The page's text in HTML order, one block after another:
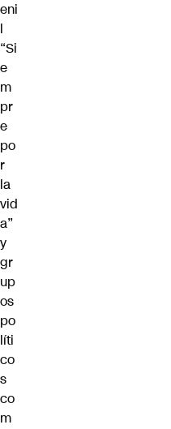
eni
l
“Si
e
m
pr
e
po
r
la
vid
a”
y
gr
up
os
po
líti
co
s
co
m